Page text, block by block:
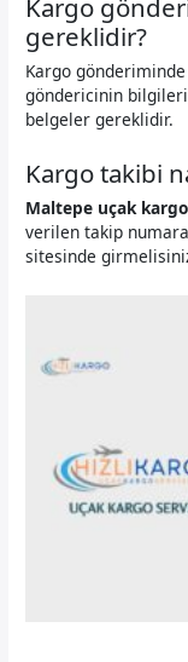
Kargo
gereklidir?
Kargo
göndericinin
belgeler gereklidir.
Kargo takibi
Maltepe uçak kargo
verilen takip
sitesinde